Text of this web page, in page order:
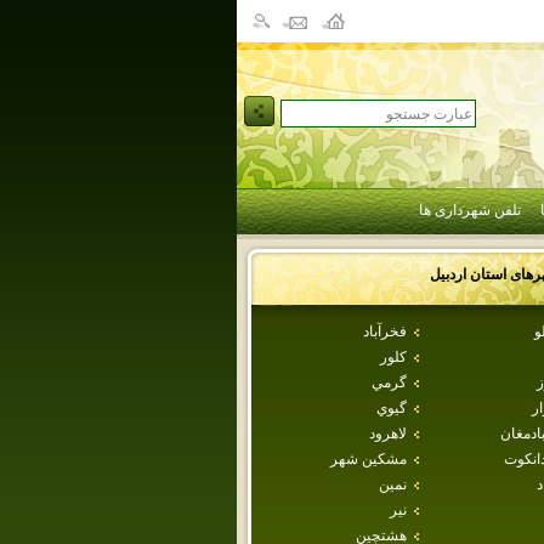
تلفن شهرداری ها
استاناردبيل
فخرآباد
كلور
گرمي
گيوي
لاهرود
مشكين شهر
نمين
نير
هشتچين